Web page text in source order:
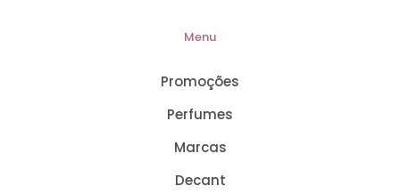
Menu
Promoções
Perfumes
Marcas
Decant